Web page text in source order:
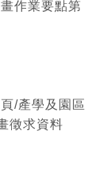
作業要點第
/產學及園區
徵求資料